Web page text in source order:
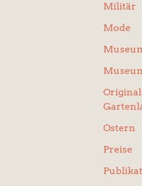
Militär
Mode
Ostern
Preise